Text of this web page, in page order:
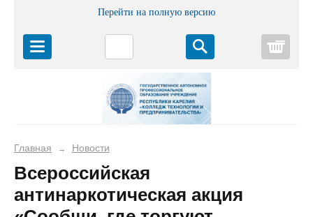
Перейти на полную версию
Главная → Новости
Всероссийская
антинаркотическая акция